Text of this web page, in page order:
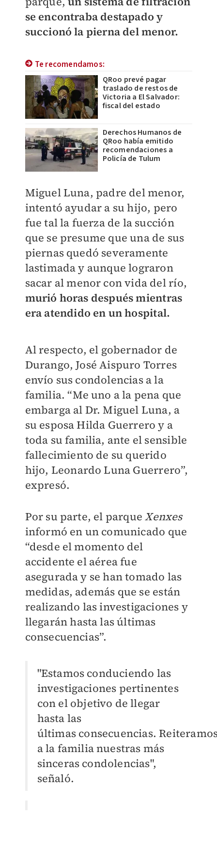
se encontraba destapado y
succionó la pierna del menor.
Te recomendamos:
QRoo prevé pagar
traslado de restos de
Victoria a El Salvador:
fiscal del estado
Derechos Humanos de
QRoo había emitido
recomendaciones a
Policía de Tulum
Miguel Luna, padre del menor,
intentó ayudar a su hijo, pero
fue tal la fuerza de la succión
que se presume que una de sus
piernas quedó severamente
lastimada y aunque lograron
sacar al menor con vida del río,
murió horas después mientras
era atendido en un hospital.
Al respecto, el gobernador de
Durango, José Aispuro Torres
envío sus condolencias a la
familia. “Me uno a la pena que
embarga al Dr. Miguel Luna, a
su esposa Hilda Guerrero y a
toda su familia, ante el sensible
fallecimiento de su querido
hijo, Leonardo Luna Guerrero”,
expresó.
Por su parte, el parqueXenxes
informó en un comunicado que
“desde el momento del
accidente el aérea fue
asegurada y se han tomado las
medidas, además que se están
realizando las investigaciones y
llegarán hasta las últimas
consecuencias”.
"Estamos conduciendo las
investigaciones pertinentes
con el objetivo de llegar
hasta las
últimas consecuencias.
a la familia nuestras más
sinceras condolencias",
señaló.